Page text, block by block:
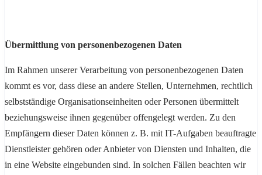
Übermittlung von personenbezogenen Daten
Im Rahmen unserer Verarbeitung von personenbezogenen Daten
kommt es vor, dass diese an andere Stellen, Unternehmen, rechtlich
selbstständige Organisationseinheiten oder Personen übermittelt
beziehungsweise ihnen gegenüber offengelegt werden. Zu den
Empfängern dieser Daten können z. B. mit IT-Aufgaben beauftragte
Dienstleister gehören oder Anbieter von Diensten und Inhalten, die
in eine Website eingebunden sind. In solchen Fällen beachten wir